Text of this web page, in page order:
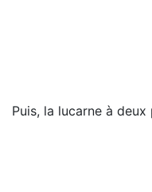
Puis, la lucarne à